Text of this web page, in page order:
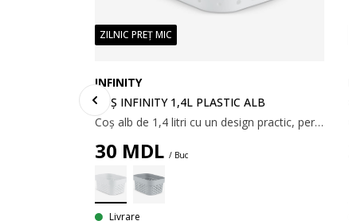
ZILNIC PREȚ MIC
INFINITY
COȘ INFINITY 1,4L PLASTIC ALB
Coș alb de 1,4 litri cu un design practic, perforat. Ideal pentru depozitarea diverselor obiecte mici. Coșul este fabricat din plastic (100% reciclat), ușor de curățat. 13x17x8 cm
30 MDL / Buc
Livrare